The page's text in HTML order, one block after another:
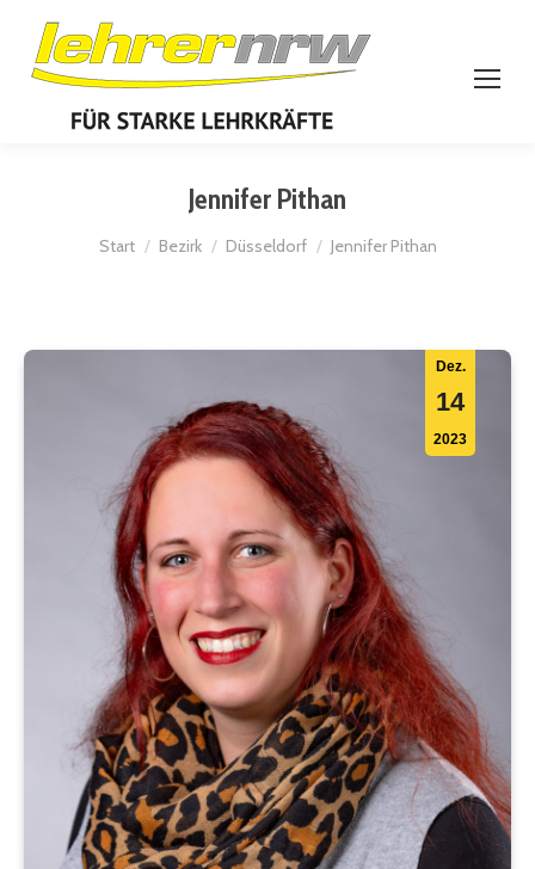
Jennifer Pithan
Sie befinden sich hier:
Start Bezirk Düsseldorf Jennifer Pithan
Dez.
14
2023